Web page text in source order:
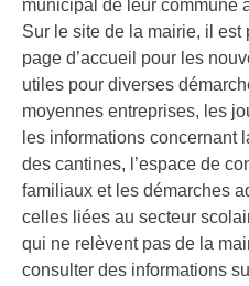
municipal de leur commune
Sur le site de la mairie, il
page d’accueil pour les
utiles pour diverses
moyennes entreprises, les
les informations concernant
des cantines, l’espace de
familiaux et les démarches
celles liées au secteur
qui ne relèvent pas de la
consulter des informations